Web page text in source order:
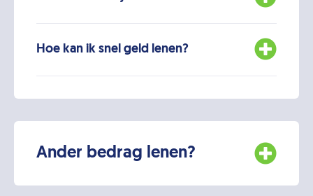
Hoe kan ik snel geld lenen?
Ander bedrag lenen?